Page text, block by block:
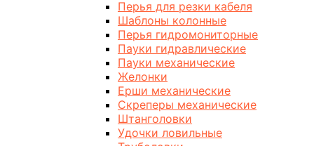
Перья для резки кабеля
Шаблоны колонные
Перья гидромониторные
Пауки гидравлические
Пауки механические
Желонки
Ерши механические
Скреперы механические
Штанголовки
Удочки ловильные